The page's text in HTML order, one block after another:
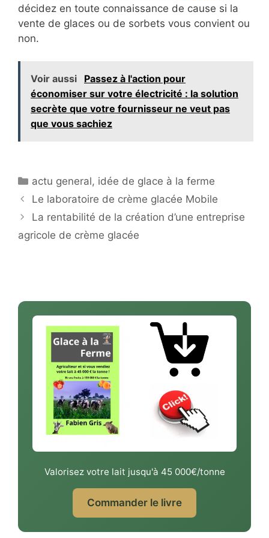
décidez en toute connaissance de cause si la
vente de glaces ou de sorbets vous convient ou
non.
Voir aussi
Passez à l'action pour
économiser sur votre électricité : la solution
secrète que votre fournisseur ne veut pas
que vous sachiez
Catégories
actu general, idée de glace à la ferme
Le laboratoire de crème glacée Mobile
La rentabilité de la création d’une entreprise
agricole de crème glacée
Valorisez votre lait jusqu'à 45 000€/tonne
Commander le livre